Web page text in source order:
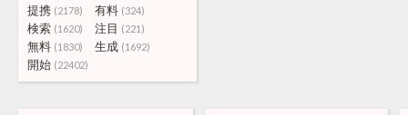
提携 (2178) 有料 (324)
検索 (1620) 注目 (221)
無料 (1830) 生成 (1692)
開始 (22402)